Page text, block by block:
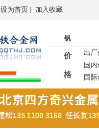
设为首页 加入收藏
钒
价
格
出
国
国